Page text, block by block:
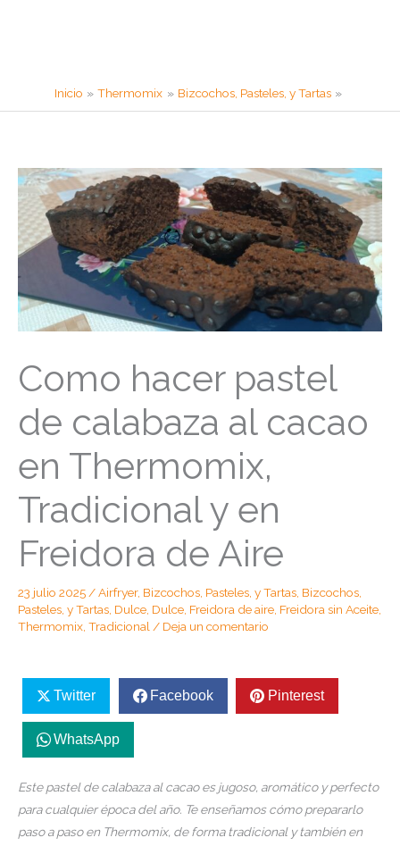
Inicio Thermomix Bizcochos, Pasteles, y Tartas
Como hacer pastel
de calabaza al cacao
en Thermomix,
Tradicional y en
Freidora de Aire
23 julio 2025 /Airfryer, Bizcochos, Pasteles, y Tartas Bizcochos,
Pasteles, y Tartas Dulce Dulce Freidora de aire Freidora sin Aceite
Thermomix Tradicional / Deja un comentario
Twitter Facebook Pinterest
WhatsApp
Este pastel de calabaza al cacao es jugoso, aromático y perfecto
para cualquier época del año. Te enseñamos cómo prepararlo
paso a paso en Thermomix, de forma tradicional y también en